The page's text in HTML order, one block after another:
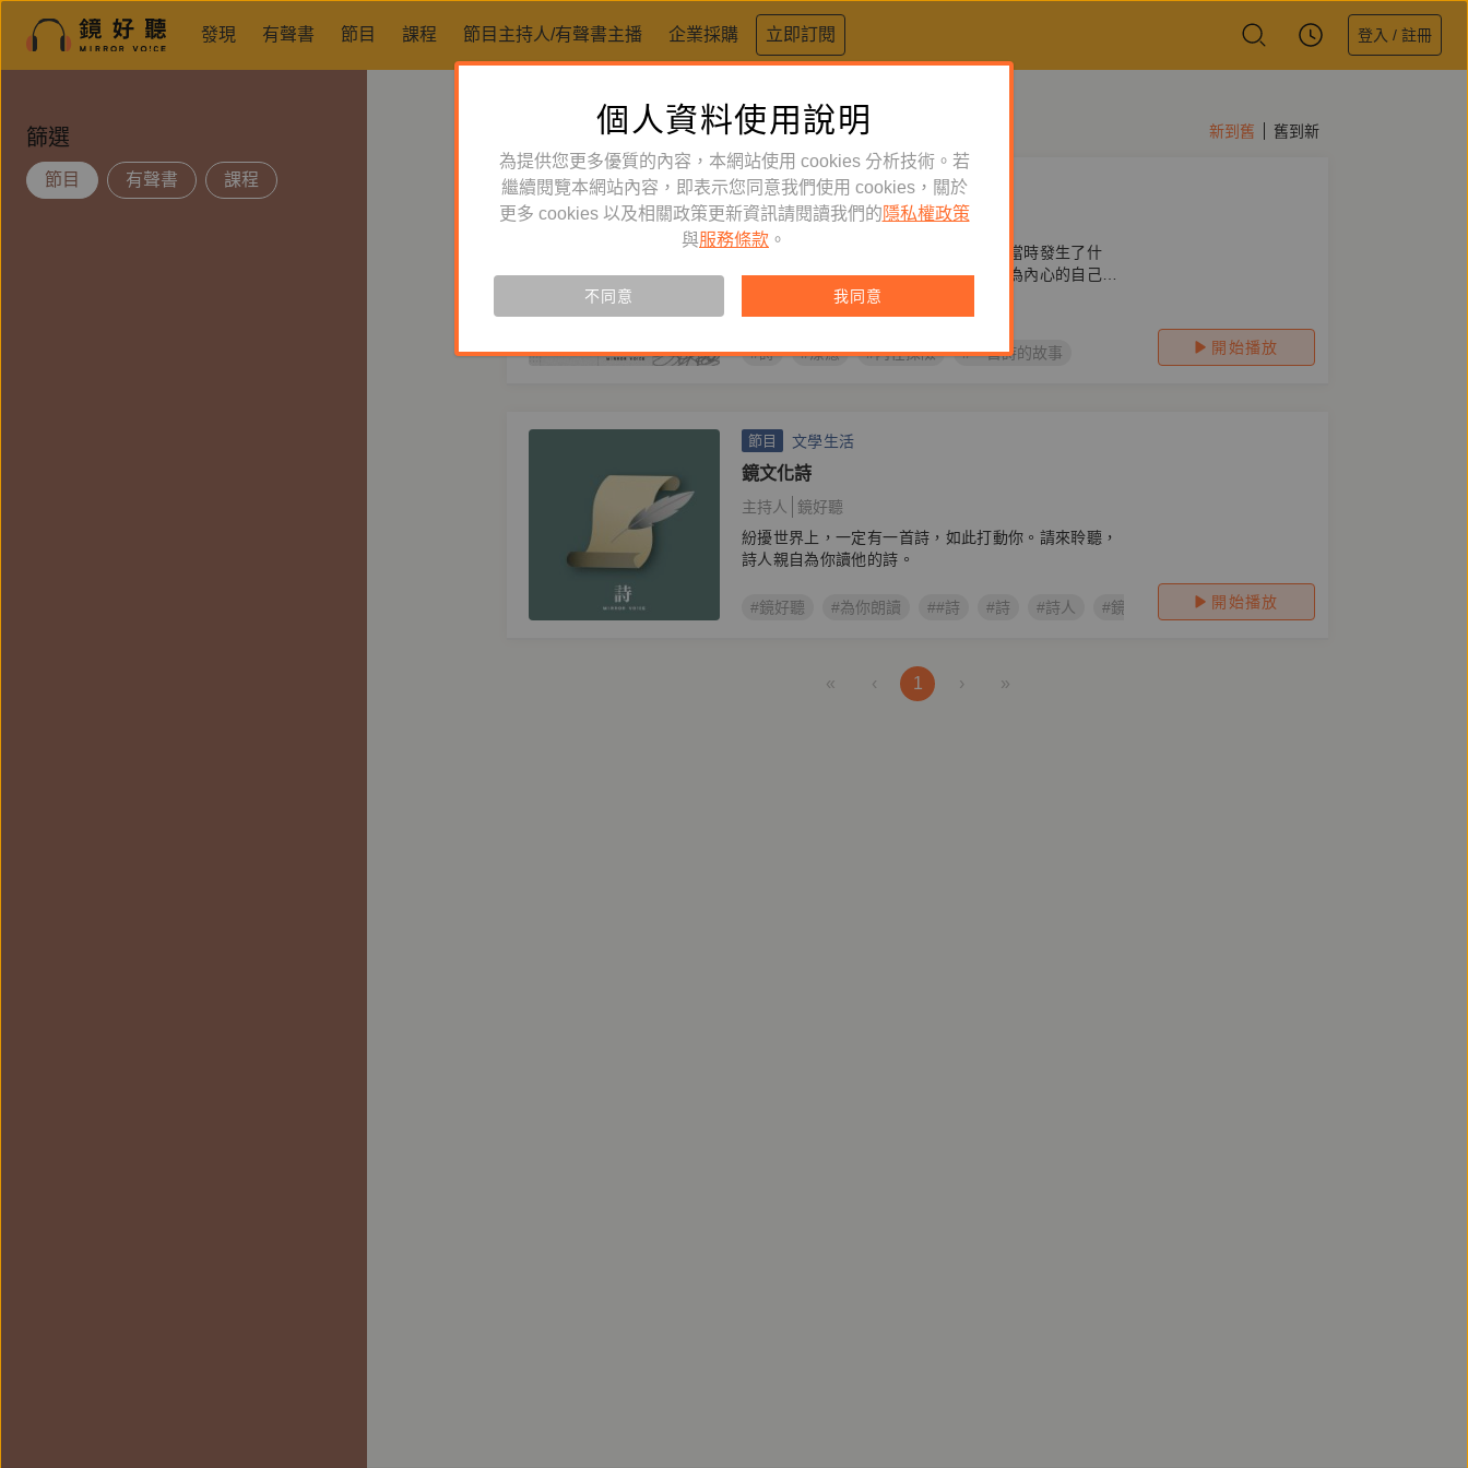
發現 有聲書 節目 課程 節目主持人/有聲書主播 企業採購 立即訂閱 登入 / 註冊
篩選
節目 有聲書 課程
新到舊 舊到新
節目 文學生活
一首詩的故事
詩人為你述說——他的一首詩的故事：當時發生了什
麼？他是為愛而寫、為信仰而寫，還是為內心的自己而
#詩 #療癒 #內在探險 #一首詩的故事 開始播放
節目 文學生活
鏡文化詩
主持人
鏡好聽
紛擾世界上，一定有一首詩，如此打動你。請來聆聽，
詩人親自為你讀他的詩。
#鏡好聽 #為你朗讀 ##詩 #詩 #詩人 #鏡文化詩 開始播放
« ‹ 1 › »
個人資料使用說明
為提供您更多優質的內容，本網站使用 cookies 分析技術。若
繼續閱覽本網站內容，即表示您同意我們使用 cookies，關於
更多 cookies 以及相關政策更新資訊請閱讀我們的 隱私權政策
與服務條款 。
不同意 我同意